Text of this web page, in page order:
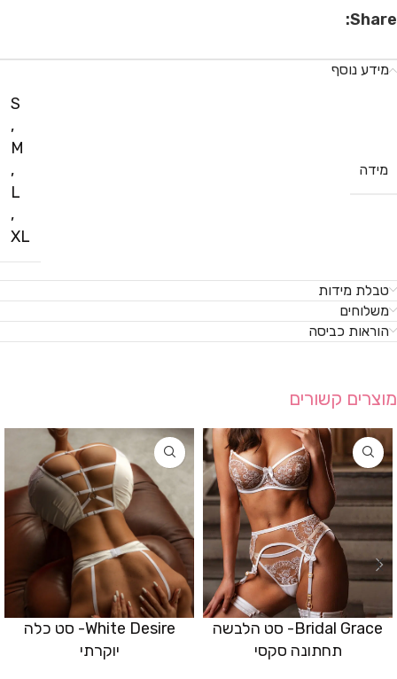
Share:
מידע נוסף
מידה
S
,
M
,
L
,
XL
טבלת מידות
משלוחים
הוראות כביסה
מוצרים קשורים
Bridal Grace- סט הלבשה
תחתונה סקסי
White Desire- סט כלה
יוקרתי